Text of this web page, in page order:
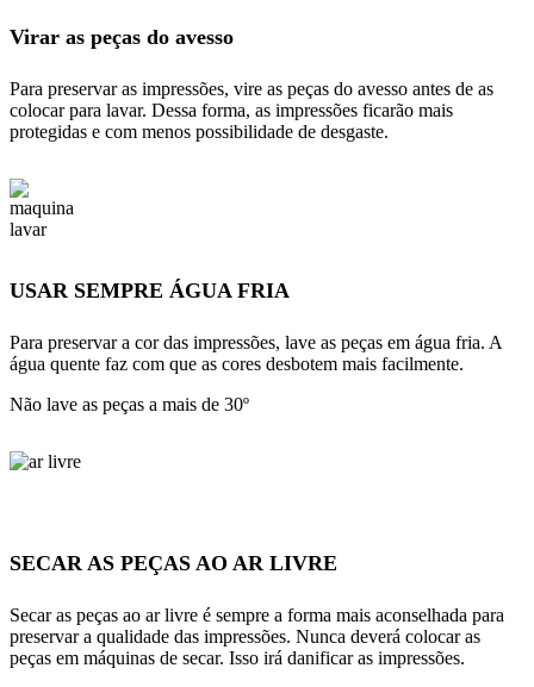
Virar as peças do avesso
Para preservar as impressões, vire as peças do avesso antes de as
colocar para lavar. Dessa forma, as impressões ficarão mais
protegidas e com menos possibilidade de desgaste.
USAR SEMPRE ÁGUA FRIA
Para preservar a cor das impressões, lave as peças em água fria. A
água quente faz com que as cores desbotem mais facilmente.
Não lave as peças a mais de 30º
SECAR AS PEÇAS AO AR LIVRE
Secar as peças ao ar livre é sempre a forma mais aconselhada para
preservar a qualidade das impressões. Nunca deverá colocar as
peças em máquinas de secar. Isso irá danificar as impressões.